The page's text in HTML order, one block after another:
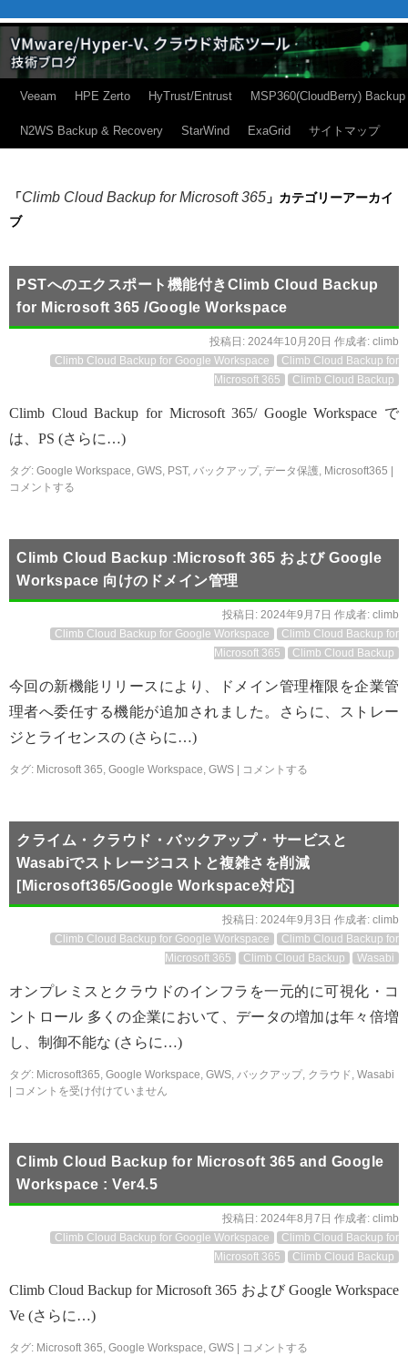
Veeam HPE Zerto HyTrust/Entrust MSP360(CloudBerry) Backup
N2WS Backup & Recovery StarWind ExaGrid サイトマップ
「Climb Cloud Backup for Microsoft 365 」カテゴリーアーカイ
ブ
PSTへのエクスポート機能付きClimb Cloud Backup
for Microsoft 365 /Google Workspace
投稿日: 2024年10月20日 作成者: climb
Climb Cloud Backup for Google Workspace
Climb Cloud Backup for
Microsoft 365
Climb Cloud Backup
Climb Cloud Backup for Microsoft 365/ Google Workspace で
は、PS (さらに…)
タグ: Google Workspace, GWS, PST, バックアップ, データ保護, Microsoft365
コメントする
Climb Cloud Backup :Microsoft 365 および Google
Workspace 向けのドメイン管理
投稿日: 2024年9月7日 作成者: climb
Climb Cloud Backup for Google Workspace
Climb Cloud Backup for
Microsoft 365
Climb Cloud Backup
今回の新機能リリースにより、ドメイン管理権限を企業管
理者へ委任する機能が追加されました。さらに、ストレー
ジとライセンスの (さらに…)
タグ: Microsoft 365, Google Workspace, GWS コメントする
クライム・クラウド・バックアップ・サービスと
Wasabiでストレージコストと複雑さを削減
[Microsoft365/Google Workspace対応]
投稿日: 2024年9月3日 作成者: climb
Climb Cloud Backup for Google Workspace
Climb Cloud Backup for
Microsoft 365
Climb Cloud Backup Wasabi
オンプレミスとクラウドのインフラを一元的に可視化・コ
ントロール 多くの企業において、データの増加は年々倍増
し、制御不能な (さらに…)
タグ: Microsoft365, Google Workspace, GWS, バックアップ, クラウド, Wasabi
コメントを受け付けていません
Climb Cloud Backup for Microsoft 365 and Google
Workspace : Ver4.5
投稿日: 2024年8月7日 作成者: climb
Climb Cloud Backup for Google Workspace
Climb Cloud Backup for
Microsoft 365
Climb Cloud Backup
Climb Cloud Backup for Microsoft 365 および Google Workspace
Ve (さらに…)
タグ: Microsoft 365, Google Workspace, GWS コメントする